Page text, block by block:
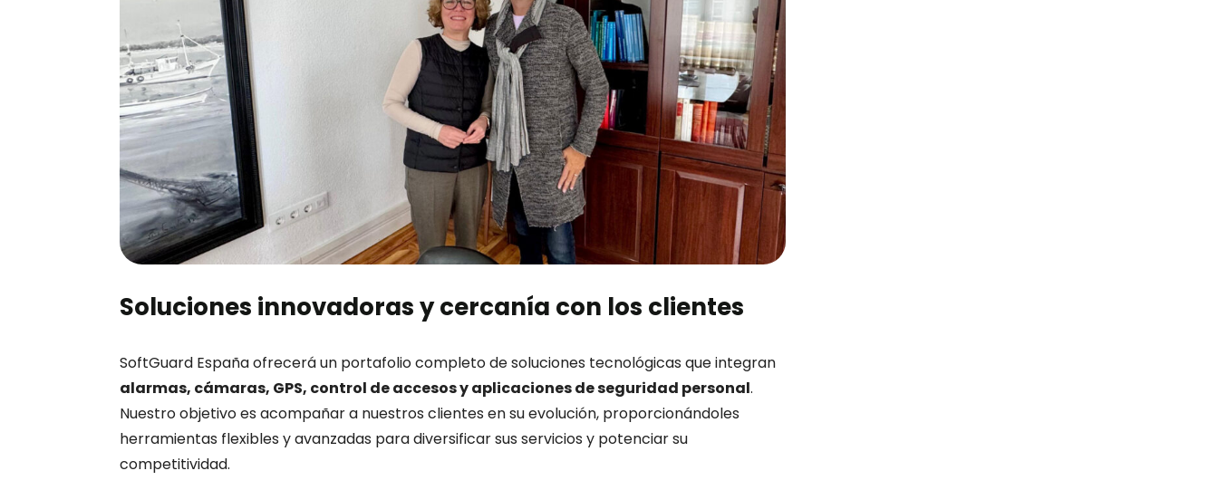
Soluciones innovadoras y cercanía con los clientes
SoftGuard España ofrecerá un portafolio completo de soluciones tecnológicas que integran
alarmas, cámaras, GPS, control de accesos y aplicaciones de seguridad personal.
Nuestro objetivo es acompañar a nuestros clientes en su evolución, proporcionándoles
herramientas flexibles y avanzadas para diversificar sus servicios y potenciar su
competitividad.